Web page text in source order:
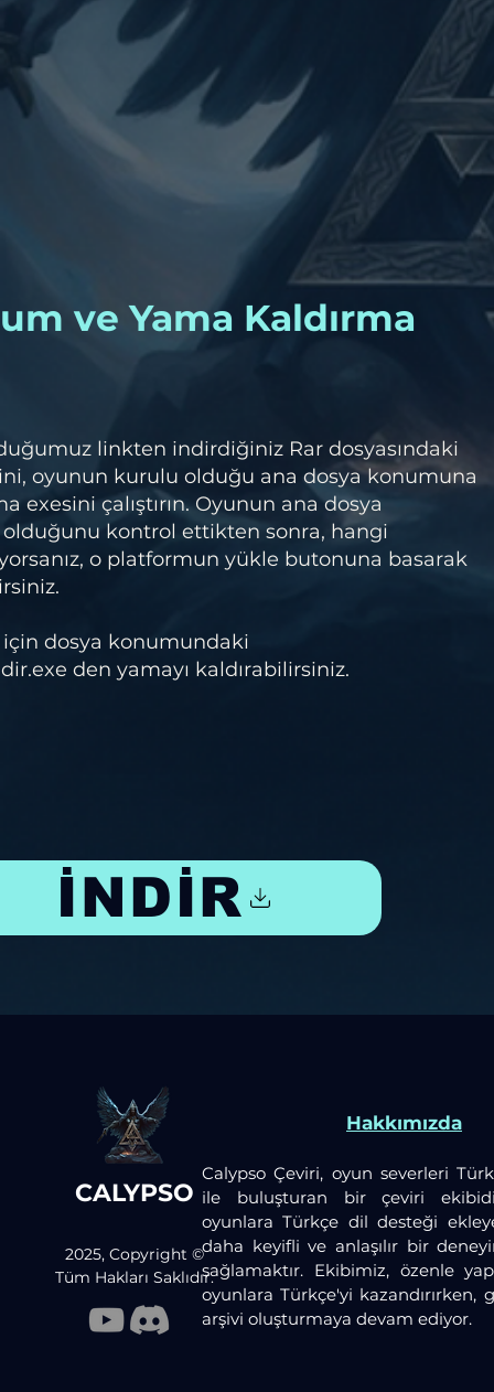
ve Yama Kaldırma
linkten indirdiğiniz Rar dosyasındaki
oyunun kurulu olduğu ana dosya konumuna
exesini çalıştırın. Oyunun ana dosya
kontrol ettikten sonra, hangi
o platformun yükle butonuna basarak
için dosya konumundaki
den yamayı kaldırabilirsiniz.
İNDİR
CALYPSO
2025, Copyright ©
Tüm Hakları Saklıdır.
Hakkımızda
Calypso Çeviri, oyun severleri
ile buluşturan bir çeviri
oyunlara Türkçe dil desteği
daha keyifli ve anlaşılır bir
sağlamaktır. Ekibimiz, özenle
oyunlara Türkçe'yi kazandırırken,
arşivi oluşturmaya devam ediyor.​